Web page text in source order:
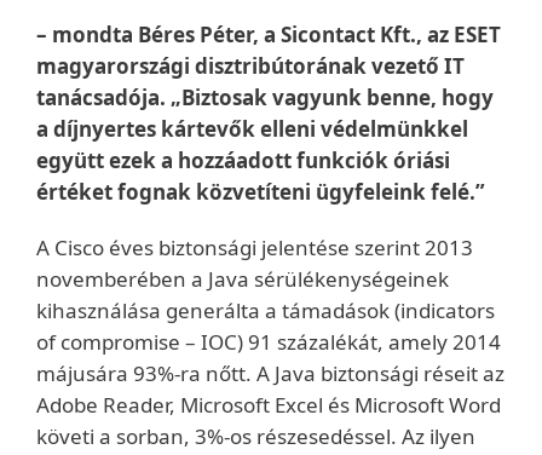
– mondta Béres Péter, a Sicontact Kft., az ESET
magyarországi disztribútorának vezető IT
tanácsadója. „Biztosak vagyunk benne, hogy
a díjnyertes kártevők elleni védelmünkkel
együtt ezek a hozzáadott funkciók óriási
értéket fognak közvetíteni ügyfeleink felé.”
A Cisco éves biztonsági jelentése szerint 2013
novemberében a Java sérülékenységeinek
kihasználása generálta a támadások (indicators
of compromise – IOC) 91 százalékát, amely 2014
májusára 93%-ra nőtt. A Java biztonsági réseit az
Adobe Reader, Microsoft Excel és Microsoft Word
követi a sorban, 3%-os részesedéssel. Az ilyen